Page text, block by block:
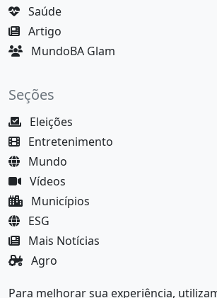
Saúde
Artigo
MundoBA Glam
Seções
Eleições
Entretenimento
Mundo
Vídeos
Municípios
ESG
Mais Notícias
Agro
Para melhorar sua experiência,